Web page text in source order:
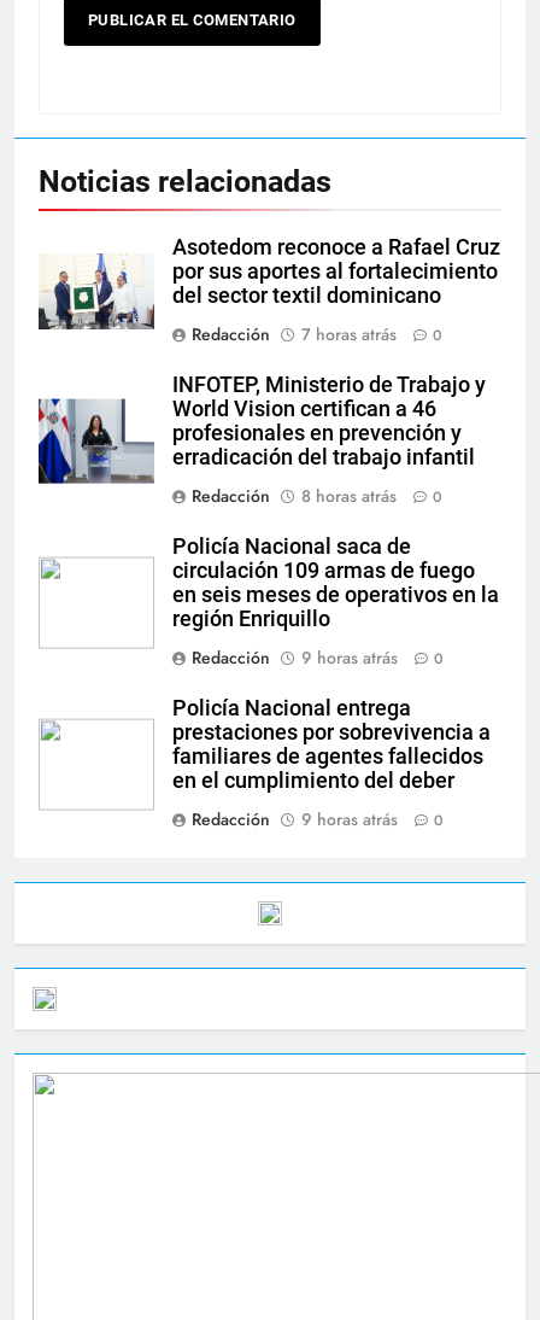
Noticias relacionadas
Asotedom reconoce a Rafael Cruz
por sus aportes al fortalecimiento
del sector textil dominicano
Redacción
7 horas atrás 0
INFOTEP, Ministerio de Trabajo y
World Vision certifican a 46
profesionales en prevención y
erradicación del trabajo infantil
Redacción
8 horas atrás 0
Policía Nacional saca de
circulación 109 armas de fuego
en seis meses de operativos en la
región Enriquillo
Redacción
9 horas atrás 0
Policía Nacional entrega
prestaciones por sobrevivencia a
familiares de agentes fallecidos
en el cumplimiento del deber
Redacción
9 horas atrás 0